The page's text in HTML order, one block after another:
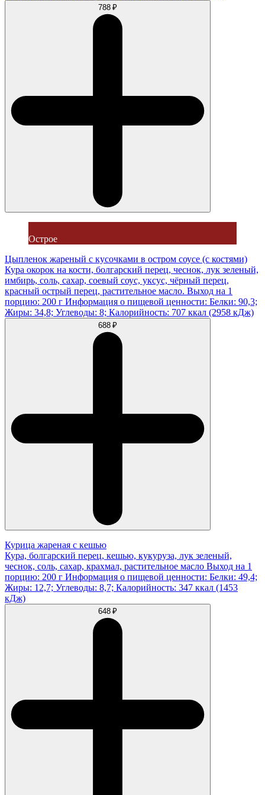
788 ₽
Острое
Цыпленок жареный с кусочками в остром соусе (с костями)
Кура окорок на кости, болгарский перец, чеснок, лук зеленый,
имбирь, соль, сахар, соевый соус, уксус, чёрный перец,
красный острый перец, растительное масло. Выход на 1
порцию: 200 г Информация о пищевой ценности: Белки: 90,3;
Жиры: 34,8; Углеводы: 8; Калорийность: 707 ккал (2958 кДж)
688 ₽
Курица жареная с кешью
Кура, болгарский перец, кешью, кукуруза, лук зеленый,
чеснок, соль, сахар, крахмал, растительное масло Выход на 1
порцию: 200 г Информация о пищевой ценности: Белки: 49,4;
Жиры: 12,7; Углеводы: 8,7; Калорийность: 347 ккал (1453
кДж)
648 ₽